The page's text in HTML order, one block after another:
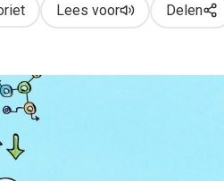
Lees voor Delen